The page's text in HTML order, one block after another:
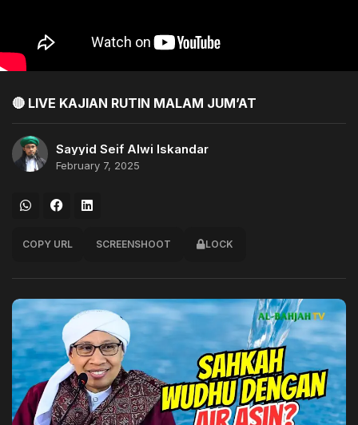
🔴 LIVE KAJIAN RUTIN MALAM JUM’AT
Sayyid Seif Alwi Iskandar
February 7, 2025
COPY URL SCREENSHOOT LOCK